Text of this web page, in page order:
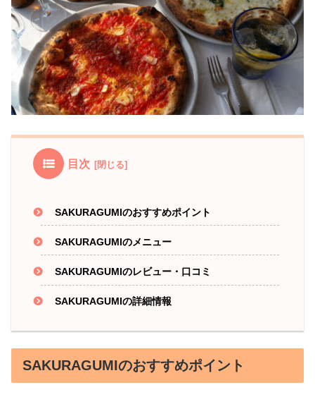
目次
SAKURAGUMIのおすすめポイント
SAKURAGUMIのメニュー
SAKURAGUMIのレビュー・口コミ
SAKURAGUMIの詳細情報
SAKURAGUMIのおすすめポイント